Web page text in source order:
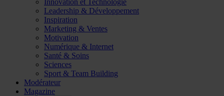
Innovation et Technologie
Leadership & Développement
Inspiration
Marketing & Ventes
Motivation
Numérique & Internet
Santé & Soins
Sciences
Sport & Team Building
Modérateur
Magazine